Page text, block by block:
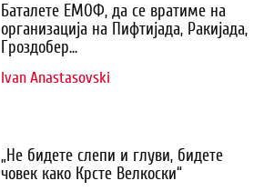
Баталете ЕМОФ, да се вратиме на
организација на Пифтијада, Ракијада,
Гроздобер...
Ivan Anastasovski
„Не бидете слепи и глуви, бидете
човек како Крсте Велкоски“